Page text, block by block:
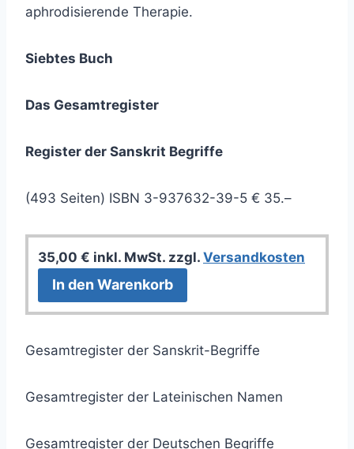
aphrodisierende Therapie.
Siebtes Buch
Das Gesamtregister
Register der Sanskrit Begriffe
(493 Seiten) ISBN 3-937632-39-5 € 35.–
35,00 € inkl. MwSt. zzgl. Versandkosten
In den Warenkorb
Gesamtregister der Sanskrit-Begriffe
Gesamtregister der Lateinischen Namen
Gesamtregister der Deutschen Begriffe